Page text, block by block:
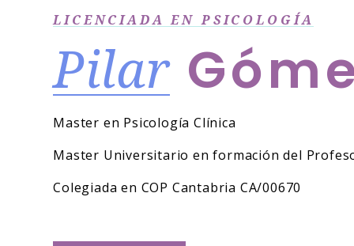
LICENCIADA EN PSICOLOGÍA
Pilar
Master en Psicología Clínica
Master Universitario en formación del
Colegiada en COP Cantabria CA/00670